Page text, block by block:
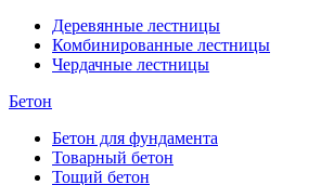
Деревянные лестницы
Комбинированные лестницы
Чердачные лестницы
Бетон
Бетон для фундамента
Товарный бетон
Тощий бетон